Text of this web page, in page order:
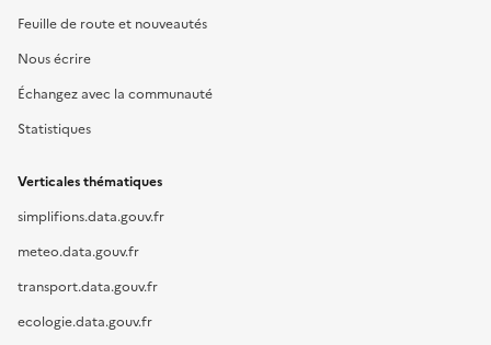
Feuille de route et nouveautés
Nous écrire
Échangez avec la communauté
Statistiques
Verticales thématiques
simplifions.data.gouv.fr
meteo.data.gouv.fr
transport.data.gouv.fr
ecologie.data.gouv.fr